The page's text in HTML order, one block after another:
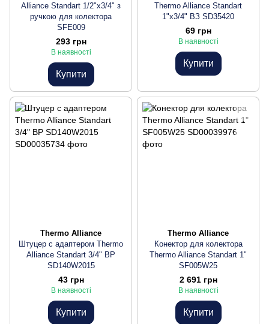
Alliance Standart 1/2"х3/4" з
ручкою для колектора
SFE009
293 грн
В наявності
Купити
Thermo Alliance Standart
1"х3/4" ВЗ SD35420
69 грн
В наявності
Купити
Thermo Alliance
Штуцер с адаптером Thermo
Alliance Standart 3/4" ВР
SD140W2015
43 грн
В наявності
Купити
Thermo Alliance
Конектор для колектора
Thermo Alliance Standart 1"
SF005W25
2 691 грн
В наявності
Купити